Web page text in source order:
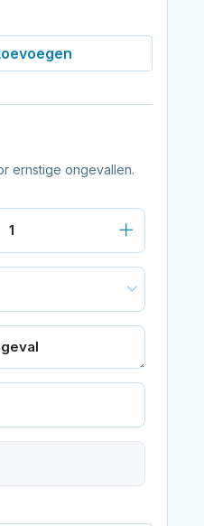
ernstige ongevallen.